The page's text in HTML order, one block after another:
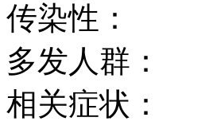
传染性：
多发人群：
相关症状：